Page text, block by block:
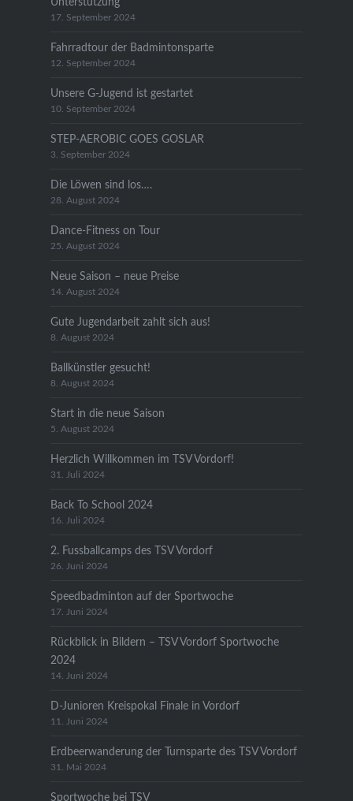
17. September 2024
Fahrradtour der Badmintonsparte
12. September 2024
Unsere G-Jugend ist gestartet
10. September 2024
STEP-AEROBIC GOES GOSLAR
3. September 2024
Die Löwen sind los….
28. August 2024
Dance-Fitness on Tour
25. August 2024
Neue Saison – neue Preise
14. August 2024
Gute Jugendarbeit zahlt sich aus!
8. August 2024
Ballkünstler gesucht!
8. August 2024
Start in die neue Saison
5. August 2024
Herzlich Willkommen im TSV Vordorf!
31. Juli 2024
Back To School 2024
16. Juli 2024
2. Fussballcamps des TSV Vordorf
26. Juni 2024
Speedbadminton auf der Sportwoche
17. Juni 2024
Rückblick in Bildern – TSV Vordorf Sportwoche
2024
14. Juni 2024
D-Junioren Kreispokal Finale in Vordorf
11. Juni 2024
Erdbeerwanderung der Turnsparte des TSV Vordorf
31. Mai 2024
Sportwoche bei TSV